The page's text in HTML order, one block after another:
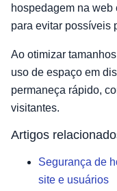
hospedagem na
para evitar possíveis
Ao otimizar
uso de espaço em
permaneça rápido,
visitantes.
Artigos
Segurança de
site e usuários